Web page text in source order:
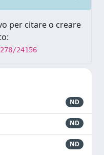
per citare o creare
24156
ND
ND
ND